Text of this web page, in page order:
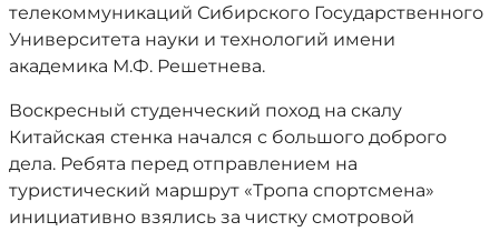
телекоммуникаций Сибирского Государственного
Университета науки и технологий имени
академика М.Ф. Решетнева.
Воскресный студенческий поход на скалу
Китайская стенка начался с большого доброго
дела. Ребята перед отправлением на
туристический маршрут «Тропа спортсмена»
инициативно взялись за чистку смотровой